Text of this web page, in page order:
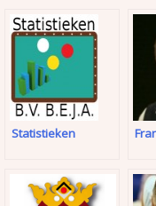
Statistieken